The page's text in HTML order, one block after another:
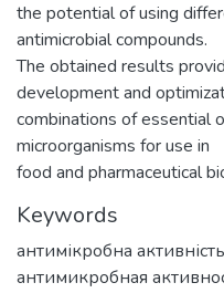
the potential of using
antimicrobial compounds.
The obtained results
development and
combinations of essential
microorganisms for use in
food and pharmaceutical
Keywords
антимікробна активність
антимикробная